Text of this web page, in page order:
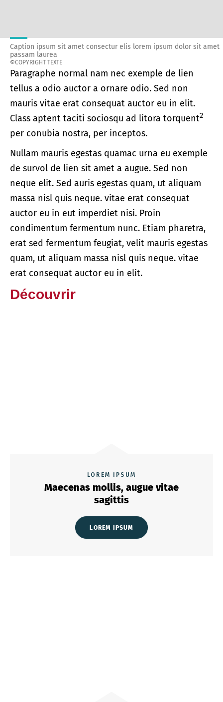
Caption ipsum sit amet consectur elis lorem ipsum dolor sit amet
passam laurea
©COPYRIGHT TEXTE
Paragraphe normal nam nec exemple de lien
tellus a odio auctor a ornare odio. Sed non
mauris vitae erat consequat auctor eu in elit.
Class aptent taciti sociosqu ad litora torquent2
per conubia nostra, per inceptos.
Nullam mauris egestas quamac urna eu exemple
de survol de lien sit amet a augue. Sed non
neque elit. Sed auris egestas quam, ut aliquam
massa nisl quis neque. vitae erat consequat
auctor eu in eut imperdiet nisi. Proin
condimentum fermentum nunc. Etiam pharetra,
erat sed fermentum feugiat, velit mauris egestas
quam, ut aliquam massa nisl quis neque. vitae
erat consequat auctor eu in elit.
Découvrir
LOREM IPSUM
Maecenas mollis, augue vitae
sagittis
LOREM IPSUM